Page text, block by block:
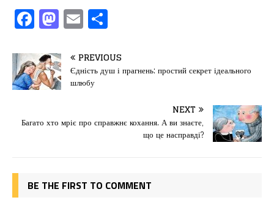
F
a
c
e
b
o
o
M
a
st
o
d
o
n
E
m
ai
l
іл
и
ис
я
PREVIOUS
Єдність душ і прагнень: простий секрет ідеального
шлюбу
NEXT
Багато хто мріє про справжнє кохання. А ви знаєте,
що це насправді?
BE THE FIRST TO COMMENT